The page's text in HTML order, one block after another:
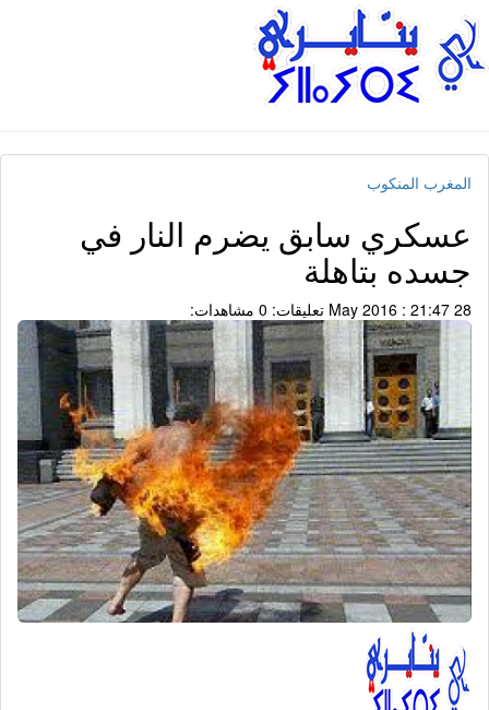
المغرب المنكوب
عسكري سابق يضرم النار في
جسده بتاهلة
28 May 2016 : 21:47 تعليقات: 0 مشاهدات: